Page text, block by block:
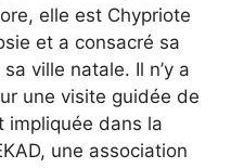
elle est Chypriote
et a consacré sa
ville natale. Il n’y a
une visite guidée de
impliquée dans la
une association